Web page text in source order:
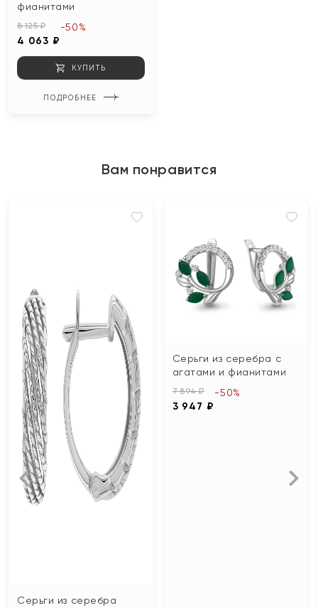
фианитами
8 125 ₽
4 063 ₽
-50%
КУПИТЬ
ПОДРОБНЕЕ
Вам понравится
Серьги из серебра
Серьги из серебра с
агатами и фианитами
7 894 ₽
3 947 ₽
-50%